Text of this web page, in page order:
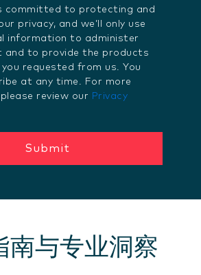
committed to protecting and
privacy, and we’ll only use
information to administer
and to provide the products
requested from us. You
at any time. For more
review our Privacy
南与专业洞察